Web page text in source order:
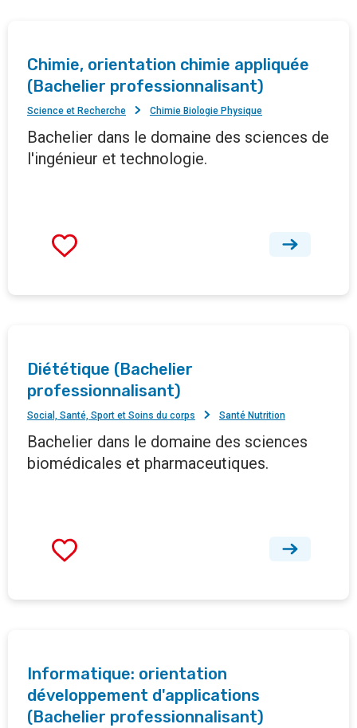
Chimie, orientation chimie appliquée
(Bachelier professionnalisant)
Science et Recherche Chimie Biologie Physique
Bachelier dans le domaine des sciences de
l'ingénieur et technologie.
Diététique (Bachelier
professionnalisant)
Social, Santé, Sport et Soins du corps Santé Nutrition
Bachelier dans le domaine des sciences
biomédicales et pharmaceutiques.
Informatique: orientation
développement d'applications
(Bachelier professionnalisant)